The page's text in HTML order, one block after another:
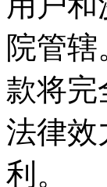
院管
款将完
法律效
利。